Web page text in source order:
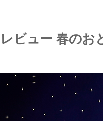
ビュー 春のお